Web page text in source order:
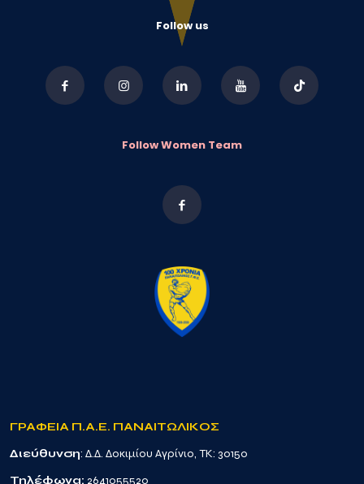
Follow us
Follow Women Team
ΓΡΑΦΕΙΑ Π.Α.Ε. ΠΑΝΑΙΤΩΛΙΚΟΣ
Διεύθυνση: Δ.Δ. Δοκιμίου Αγρίνιο, TK: 30150
Τηλέφωνα: 2641055520